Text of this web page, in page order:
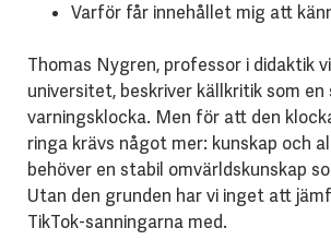
Varför får innehållet mig att
Thomas Nygren, professor i didaktik
universitet, beskriver källkritik som
varningsklocka. Men för att den
ringa krävs något mer: kunskap och
behöver en stabil omvärldskunskap
Utan den grunden har vi inget att
TikTok-sanningarna med.